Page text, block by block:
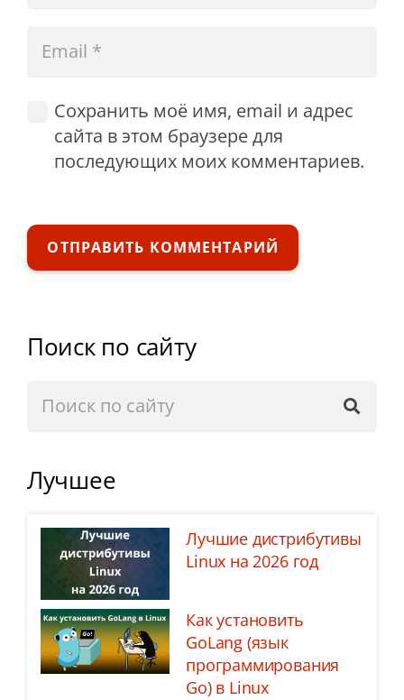
Сохранить моё имя, email и адрес
сайта в этом браузере для
последующих моих комментариев.
ОТПРАВИТЬ КОММЕНТАРИЙ
Поиск по сайту
Лучшее
Лучшие дистрибутивы
Linux на 2026 год
Как установить
GoLang (язык
программирования
Go) в Linux